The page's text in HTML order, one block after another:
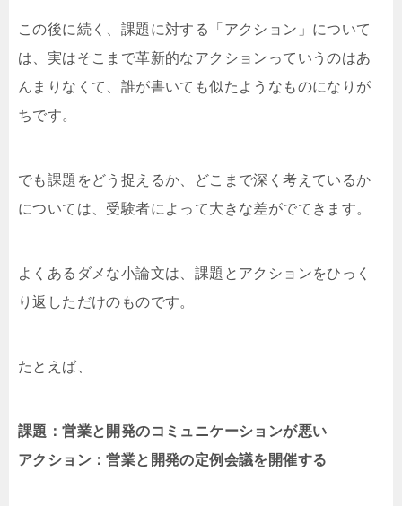
この後に続く、課題に対する「アクション」について
は、実はそこまで革新的なアクションっていうのはあ
んまりなくて、誰が書いても似たようなものになりが
ちです。
でも課題をどう捉えるか、どこまで深く考えているか
については、受験者によって大きな差がでてきます。
よくあるダメな小論文は、課題とアクションをひっく
り返しただけのものです。
たとえば、
課題：営業と開発のコミュニケーションが悪い
アクション：営業と開発の定例会議を開催する